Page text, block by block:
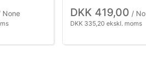
None DKK 419,00 /
DKK 335,20 ekskl. moms